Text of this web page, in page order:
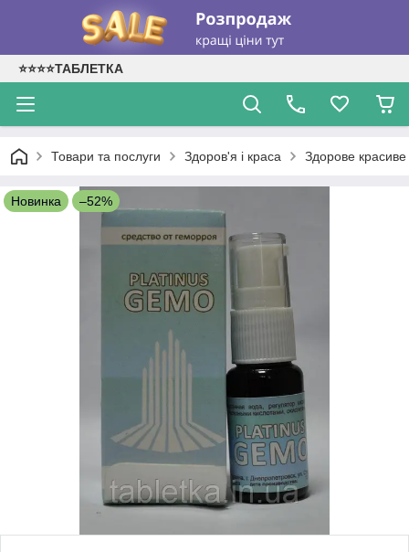
⭐⭐⭐⭐ТАБЛЕТКА
Товари та послуги Здоров'я і краса Здорове красиве
Новинка –52%